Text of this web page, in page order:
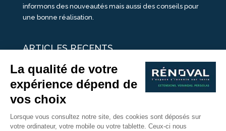
informons des nouveautés mais aussi des conseils pour
une bonne réalisation.
ARTICLES RECENTS
25 idées de vérandas design
Un été pour une véranda
Portes Ouvertes Véranda Extension Suisse | 26-27 Juin
portes ouvertes véranda sur mesure